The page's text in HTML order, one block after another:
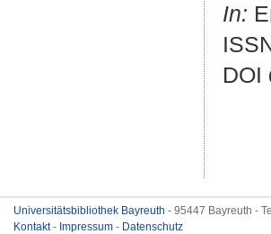
In:
DOI
Universitätsbibliothek Bayreuth - 95447 Bayreuth -
Kontakt- Impressum - Datenschutz